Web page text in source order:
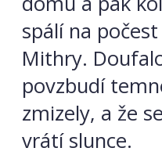
spálí na
Mithry.
povzbudí
zmizely, a že
vrátí slunce.